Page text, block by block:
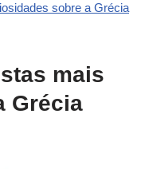
sobre a Grécia
mais
Grécia